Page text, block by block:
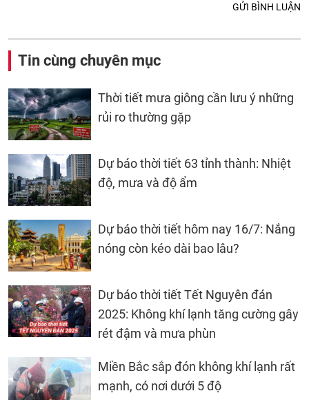
GỬI BÌNH LUẬN
Tin cùng chuyên mục
Thời tiết mưa giông cần lưu ý những
rủi ro thường gặp
Dự báo thời tiết 63 tỉnh thành: Nhiệt
độ, mưa và độ ẩm
Dự báo thời tiết hôm nay 16/7: Nắng
nóng còn kéo dài bao lâu?
Dự báo thời tiết Tết Nguyên đán
2025: Không khí lạnh tăng cường gây
rét đậm và mưa phùn
Miền Bắc sắp đón không khí lạnh rất
mạnh, có nơi dưới 5 độ